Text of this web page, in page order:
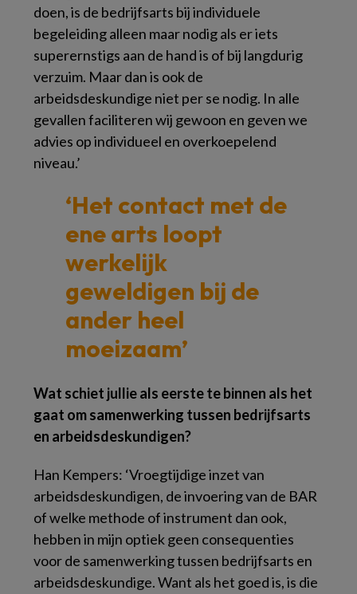
doen, is de bedrijfsarts bij individuele
begeleiding alleen maar nodig als er iets
superernstigs aan de hand is of bij langdurig
verzuim. Maar dan is ook de
arbeidsdeskundige niet per se nodig. In alle
gevallen faciliteren wij gewoon en geven we
advies op individueel en overkoepelend
niveau.’
‘Het contact met de
ene arts loopt
werkelijk
geweldigen bij de
ander heel
moeizaam’
Wat schiet jullie als eerste te binnen als het
gaat om samenwerking tussen bedrijfsarts
en arbeidsdeskundigen?
Han Kempers: ‘Vroegtijdige inzet van
arbeidsdeskundigen, de invoering van de BAR
of welke methode of instrument dan ook,
hebben in mijn optiek geen consequenties
voor de samenwerking tussen bedrijfsarts en
arbeidsdeskundige. Want als het goed is, is die